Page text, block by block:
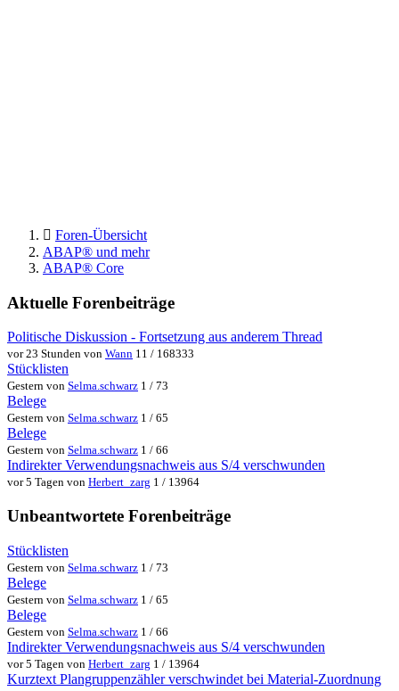
Foren-Übersicht
ABAP® und mehr
ABAP® Core
Aktuelle Forenbeiträge
Politische Diskussion - Fortsetzung aus anderem Thread
vor 23 Stunden von Wann 11 / 168333
Stücklisten
Gestern von Selma.schwarz 1 / 73
Belege
Gestern von Selma.schwarz 1 / 65
Belege
Gestern von Selma.schwarz 1 / 66
Indirekter Verwendungsnachweis aus S/4 verschwunden
vor 5 Tagen von Herbert_zarg 1 / 13964
Unbeantwortete Forenbeiträge
Stücklisten
Gestern von Selma.schwarz 1 / 73
Belege
Gestern von Selma.schwarz 1 / 65
Belege
Gestern von Selma.schwarz 1 / 66
Indirekter Verwendungsnachweis aus S/4 verschwunden
vor 5 Tagen von Herbert_zarg 1 / 13964
Kurztext Plangruppenzähler verschwindet bei Material-Zuordnung